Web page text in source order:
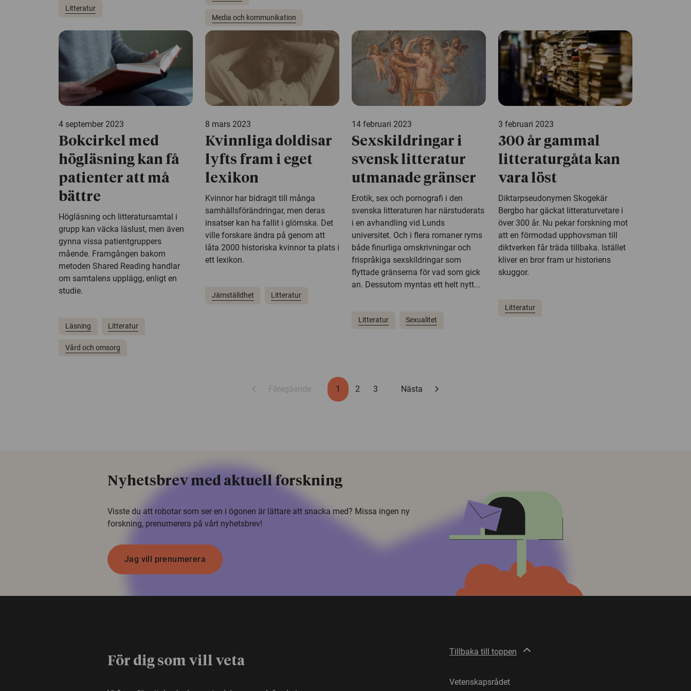
Litteratur
Media och kommunikation
4 september 2023
Bokcirkel med
högläsning kan få
patienter att må
bättre
Högläsning och litteratursamtal i
grupp kan väcka läslust, men även
gynna vissa patientgruppers
mående. Framgången bakom
metoden Shared Reading handlar
om samtalens upplägg, enligt en
studie.
Läsning Litteratur
Vård och omsorg
8 mars 2023
Kvinnliga doldisar
lyfts fram i eget
lexikon
Kvinnor har bidragit till många
samhällsförändringar, men deras
insatser kan ha fallit i glömska. Det
ville forskare ändra på genom att
låta 2000 historiska kvinnor ta plats i
ett lexikon.
Jämställdhet Litteratur
14 februari 2023
Sexskildringar i
svensk litteratur
utmanade gränser
Erotik, sex och pornografi i den
svenska litteraturen har närstuderats
i en avhandling vid Lunds
universitet. Och i flera romaner ryms
både finurliga omskrivningar och
frispråkiga sexskildringar som
flyttade gränserna för vad som gick
an. Dessutom myntas ett helt nytt...
Litteratur Sexualitet
3 februari 2023
300 år gammal
litteraturgåta kan
vara löst
Diktarpseudonymen Skogekär
Bergbo har gäckat litteraturvetare i
över 300 år. Nu pekar forskning mot
att en förmodad upphovsman till
diktverken får träda tillbaka. Istället
kliver en bror fram ur historiens
skuggor.
Litteratur
chevron_left Föregående 1 2 3 Nästa chevron_right
Nyhetsbrev med aktuell forskning
Visste du att robotar som ser en i ögonen är lättare att snacka med? Missa ingen ny
forskning, prenumerera på vårt nyhetsbrev!
Jag vill prenumerera
För dig som vill veta
Tillbaka till toppen
Vetenskapsrådet